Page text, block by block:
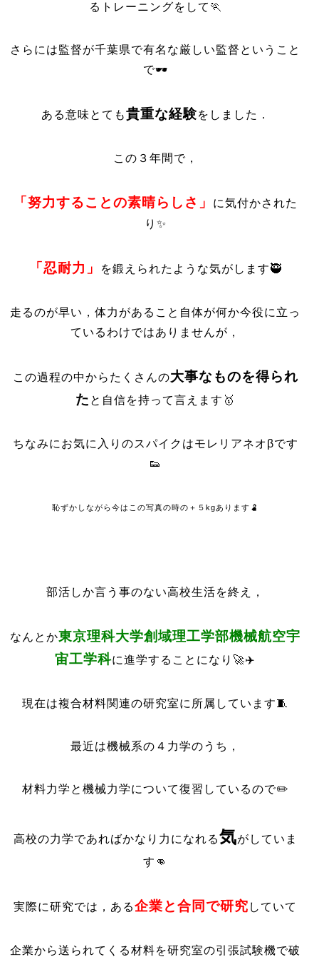
るトレーニングをして🏃
さらには監督が千葉県で有名な厳しい監督ということ
で🕶️
ある意味とても貴重な経験をしました．
この３年間で，
「努力することの素晴らしさ」
に気付かされた
り✨
「忍耐力」 を鍛えられたような気がします🥷
走るのが早い，体力があること自体が何か今役に立っ
ているわけではありませんが，
この過程の中からたくさんの大事なものを得られ
た と自信を持って言えます🥇
ちなみにお気に入りのスパイクはモレリアネオβです
👟
恥ずかしながら今はこの写真の時の＋５kgあります🫃
部活しか言う事のない高校生活を終え，
なんとか東京理科大学創域理工学部機械航空宇
宙工学科に進学することになり🚀✈️
現在は複合材料関連の研究室に所属しています🧵
最近は機械系の４力学のうち，
材料力学と機械力学について復習しているので✏️
高校の力学であればかなり力になれる気がしていま
す👊
実際に研究では，ある企業と合同で研究 していて
企業から送られてくる材料を研究室の引張試験機で破